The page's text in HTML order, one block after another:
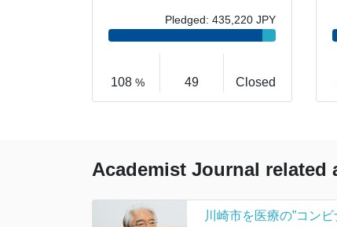
Pledged: 435,220 JPY
108% 49 Closed
Academist Journal related
川崎市を医療の”コン